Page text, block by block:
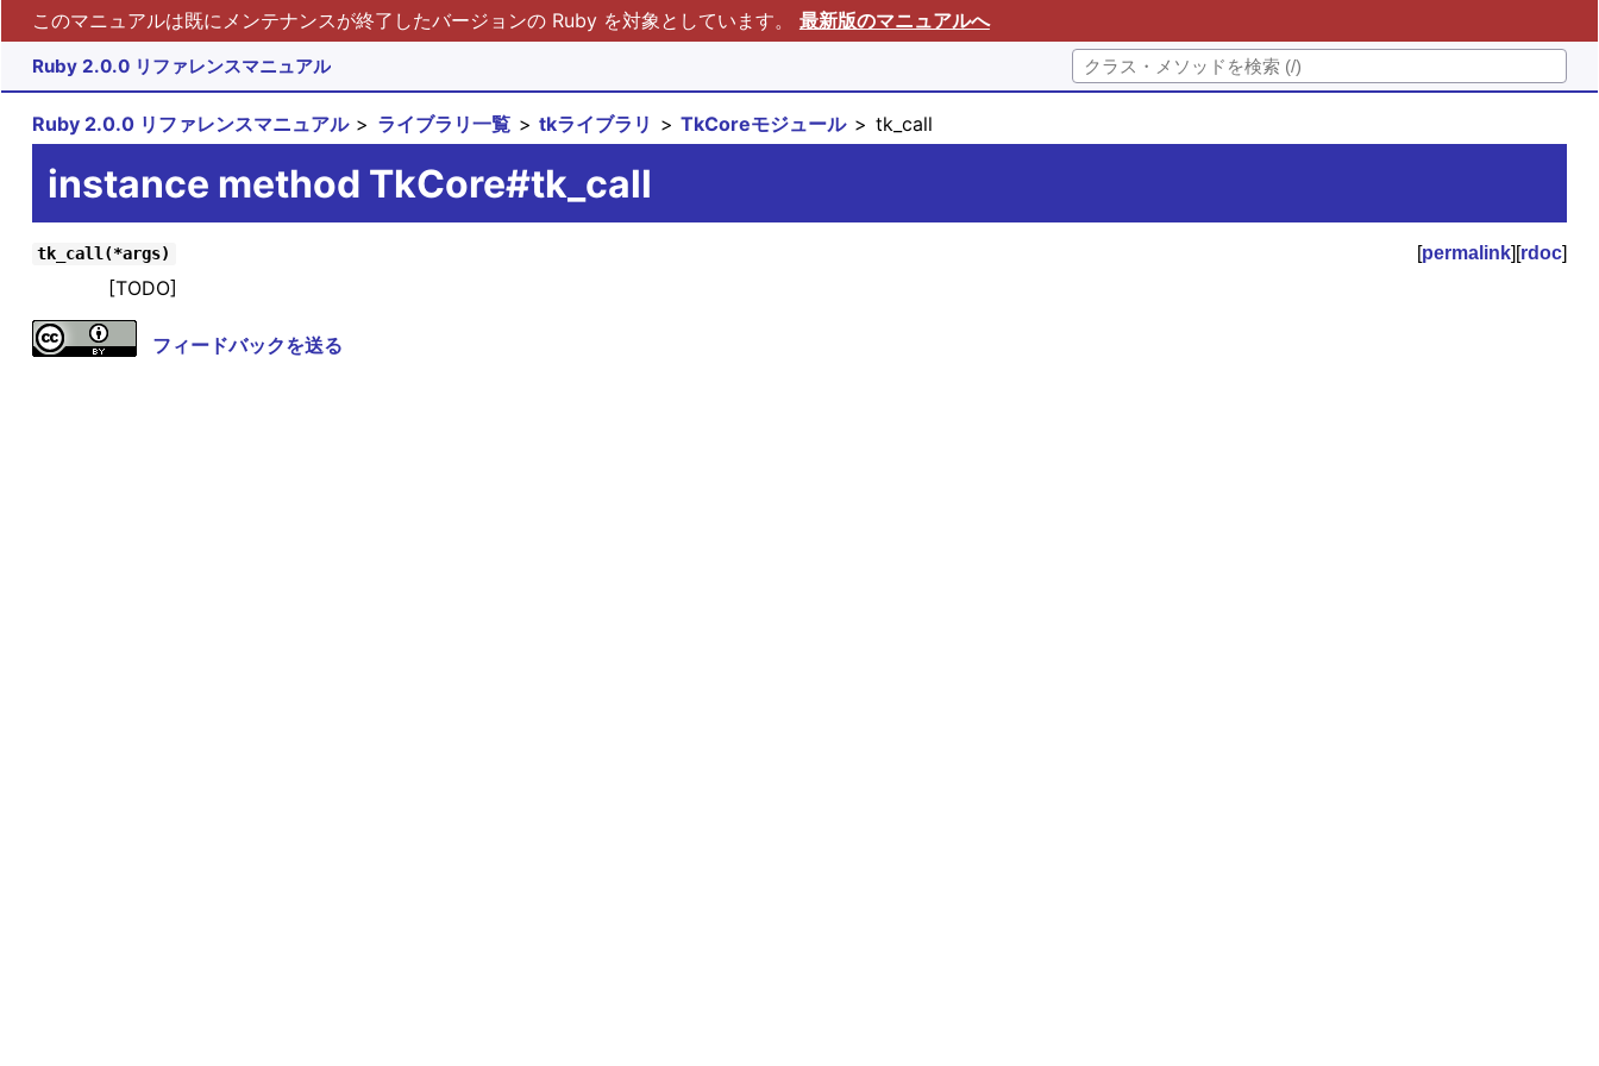
このマニュアルは既にメンテナンスが終了したバージョンの Ruby を対象としています。 最新版のマニュアルへ
Ruby 2.0.0 リファレンスマニュアル
Ruby 2.0.0 リファレンスマニュアル ライブラリ一覧 tkライブラリ TkCoreモジュール tk_call
instance method TkCore#tk_call
tk_call(*args) [permalink][rdoc]
[TODO]
フィードバックを送る